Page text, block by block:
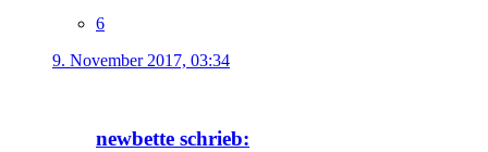
6
9. November 2017, 03:34
newbette schrieb: